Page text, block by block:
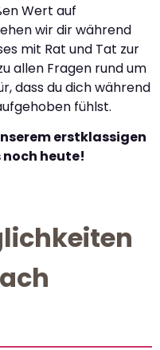
Wert auf
wir dir während
mit Rat und Tat zur
allen Fragen rund um
dass du dich während
fühlst.
erstklassigen
heute!